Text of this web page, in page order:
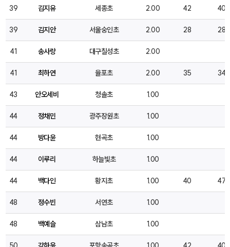
39 김지유 세종초 2.00 42 40
39 김지안 서울숭인초 2.00 28 28
41 송사랑 대구칠성초 2.00
41 최하연 율포초 2.00 35 34
43 안오세비 청솔초 1.00
44 정채민 광주장원초 1.00
44 방다윤 현곡초 1.00
44 이루리 하늘빛초 1.00
44 백다인 황지초 1.00 40 47
48 정수빈 서연초 1.00
48 백예슬 삼남초 1.00